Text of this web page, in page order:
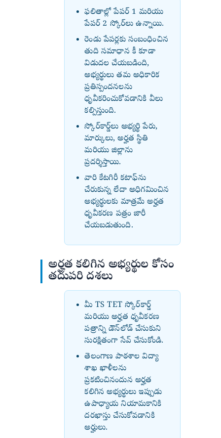
ఫలితాల్లో పేపర్ 1 మరియు
పేపర్ 2 స్కోర్‌లు ఉన్నాయి.
రెండు పేపర్లకు సంబంధించిన
తుది సమాధాన కీ కూడా
విడుదల చేయబడింది,
అభ్యర్థులు తమ అధికారిక
ప్రతిస్పందనలను
ధృవీకరించుకోవడానికి వీలు
కల్పిస్తుంది.
స్కోర్‌కార్డ్‌లు అభ్యర్థి పేరు,
మార్కులు, అర్హత స్థితి
మరియు జిల్లాను
ప్రదర్శిస్తాయి.
వారి కేటగిరీ కటాఫ్‌ను
చేరుకున్న లేదా అధిగమించిన
అభ్యర్థులకు మాత్రమే అర్హత
ధృవీకరణ పత్రం జారీ
చేయబడుతుంది.
అర్హత కలిగిన అభ్యర్థుల కోసం
తదుపరి దశలు
మీ TS TET స్కోర్‌కార్డ్
మరియు అర్హత ధృవీకరణ
పత్రాన్ని డౌన్‌లోడ్ చేసుకుని
సురక్షితంగా సేవ్ చేసుకోండి.
తెలంగాణ పాఠశాల విద్యా
శాఖ ఖాళీలను
ప్రకటించినందున అర్హత
కలిగిన అభ్యర్థులు ఇప్పుడు
ఉపాధ్యాయ నియామకానికి
దరఖాస్తు చేసుకోవడానికి
అర్హులు.